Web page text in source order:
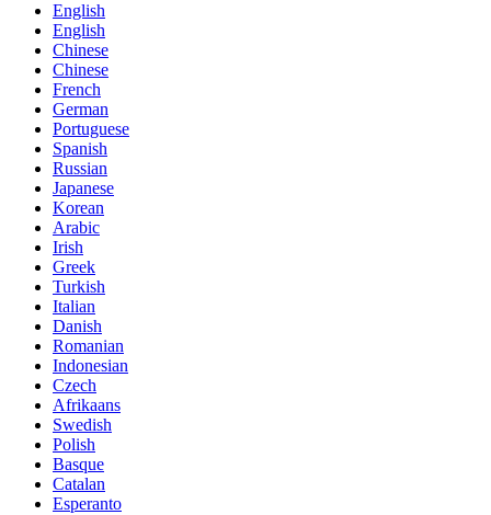
English
English
Chinese
Chinese
French
German
Portuguese
Spanish
Russian
Japanese
Korean
Arabic
Irish
Greek
Turkish
Italian
Danish
Romanian
Indonesian
Czech
Afrikaans
Swedish
Polish
Basque
Catalan
Esperanto